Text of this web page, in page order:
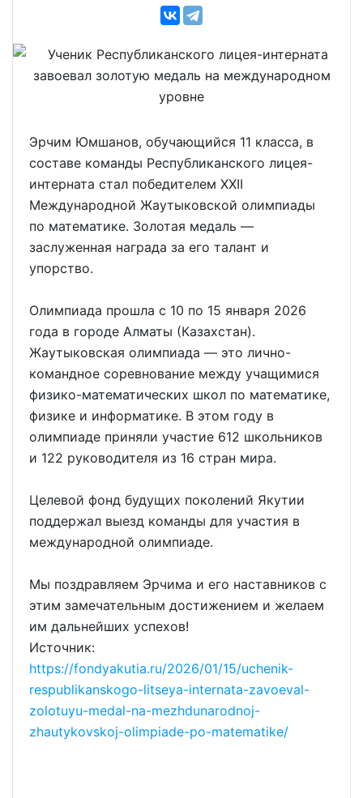
Эрчим Юмшанов, обучающийся 11 класса, в
составе команды Республиканского лицея-
интерната стал победителем XXII
Международной Жаутыковской олимпиады
по математике. Золотая медаль —
заслуженная награда за его талант и
упорство.
Олимпиада прошла с 10 по 15 января 2026
года в городе Алматы (Казахстан).
Жаутыковская олимпиада — это лично-
командное соревнование между учащимися
физико-математических школ по математике,
физике и информатике. В этом году в
олимпиаде приняли участие 612 школьников
и 122 руководителя из 16 стран мира.
Целевой фонд будущих поколений Якутии
поддержал выезд команды для участия в
международной олимпиаде.
Мы поздравляем Эрчима и его наставников с
этим замечательным достижением и желаем
им дальнейших успехов!
Источник:
https://fondyakutia.ru/2026/01/15/uchenik-
respublikanskogo-litseya-internata-zavoeval-
zolotuyu-medal-na-mezhdunarodnoj-
zhautykovskoj-olimpiade-po-matematike/